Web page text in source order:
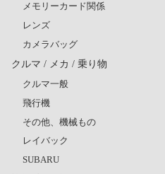
メモリーカード関係
レンズ
カメラバッグ
クルマ / メカ / 乗り物
クルマ一般
飛行機
その他、機械もの
レイバック
SUBARU